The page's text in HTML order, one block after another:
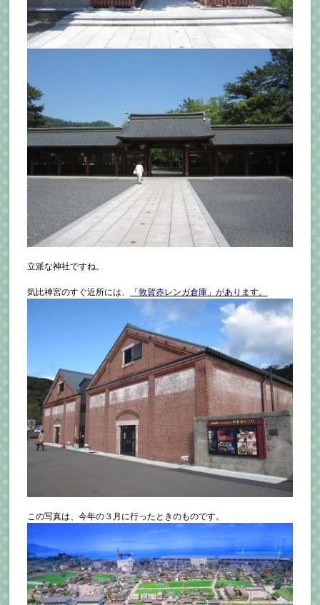
立派な神社ですね。
気比神宮のすぐ近所には、 「敦賀赤レンガ倉庫」があります。
この写真は、今年の３月に行ったときのものです。